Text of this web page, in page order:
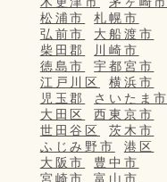
松浦市
札幌市
弘前市
大船渡市
柴田郡
川崎市
徳島市
宇都宮市
江戸川区
横浜市
児玉郡
さいたま市
大田区
西東京市
世田谷区
茨木市
ふじみ野市
港区
大阪市
豊中市
宮崎市
富山市